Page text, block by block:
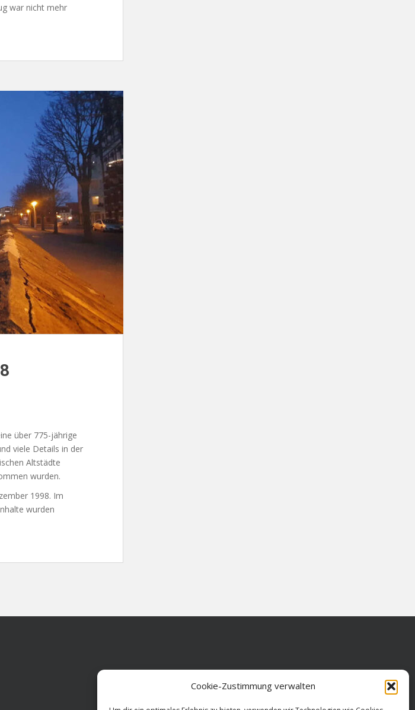
Cookie-Zustimmung verwalten
war nicht mehr
über 775-jährige
viele Details in der
Altstädte
wurden.
1998. Im
wurden